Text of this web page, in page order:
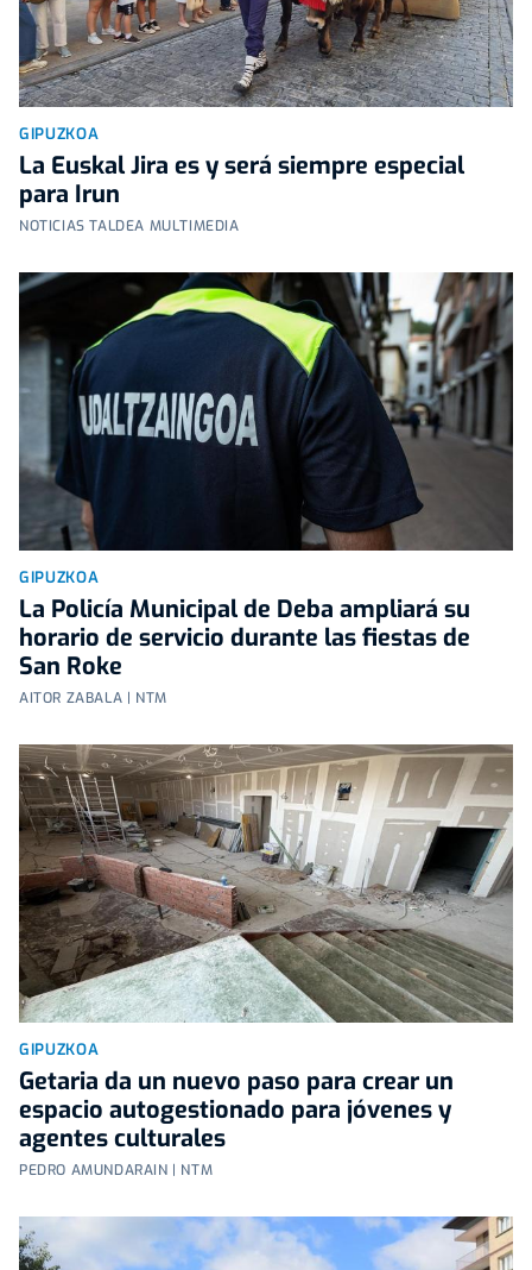
GIPUZKOA
La Euskal Jira es y será siempre especial
para Irun
NOTICIAS TALDEA MULTIMEDIA
GIPUZKOA
La Policía Municipal de Deba ampliará su
horario de servicio durante las fiestas de
San Roke
AITOR ZABALA | NTM
GIPUZKOA
Getaria da un nuevo paso para crear un
espacio autogestionado para jóvenes y
agentes culturales
PEDRO AMUNDARAIN | NTM